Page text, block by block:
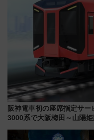
阪神電車初の座席指定サ
3000系で大阪梅田～山陽